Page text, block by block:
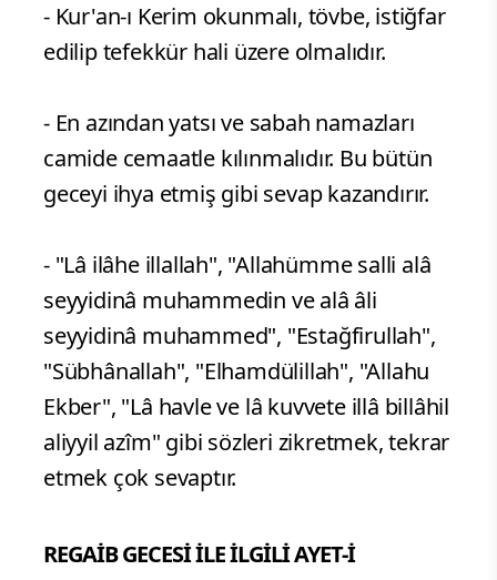
- Kur'an-ı Kerim okunmalı, tövbe, istiğfar
edilip tefekkür hali üzere olmalıdır.
- En azından yatsı ve sabah namazları
camide cemaatle kılınmalıdır. Bu bütün
geceyi ihya etmiş gibi sevap kazandırır.
- "Lâ ilâhe illallah", "Allahümme salli alâ
seyyidinâ muhammedin ve alâ âli
seyyidinâ muhammed", "Estağfirullah",
"Sübhânallah", "Elhamdülillah", "Allahu
Ekber", "Lâ havle ve lâ kuvvete illâ billâhil
aliyyil azîm" gibi sözleri zikretmek, tekrar
etmek çok sevaptır.
REGAİB GECESİ İLE İLGİLİ AYET-İ